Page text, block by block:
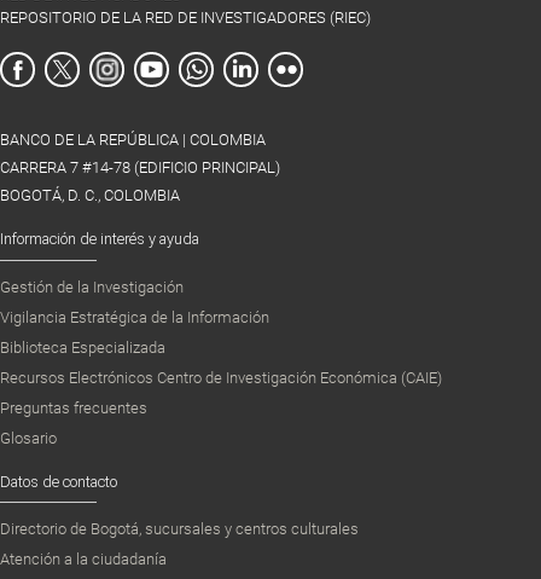
REPOSITORIO DE LA RED DE INVESTIGADORES (RIEC)
BANCO DE LA REPÚBLICA | COLOMBIA
CARRERA 7 #14-78 (EDIFICIO PRINCIPAL)
BOGOTÁ, D. C., COLOMBIA
Información de interés y ayuda
Gestión de la Investigación
Vigilancia Estratégica de la Información
Biblioteca Especializada
Recursos Electrónicos Centro de Investigación Económica (CAIE)
Preguntas frecuentes
Glosario
Datos de contacto
Directorio de Bogotá, sucursales y centros culturales
Atención a la ciudadanía